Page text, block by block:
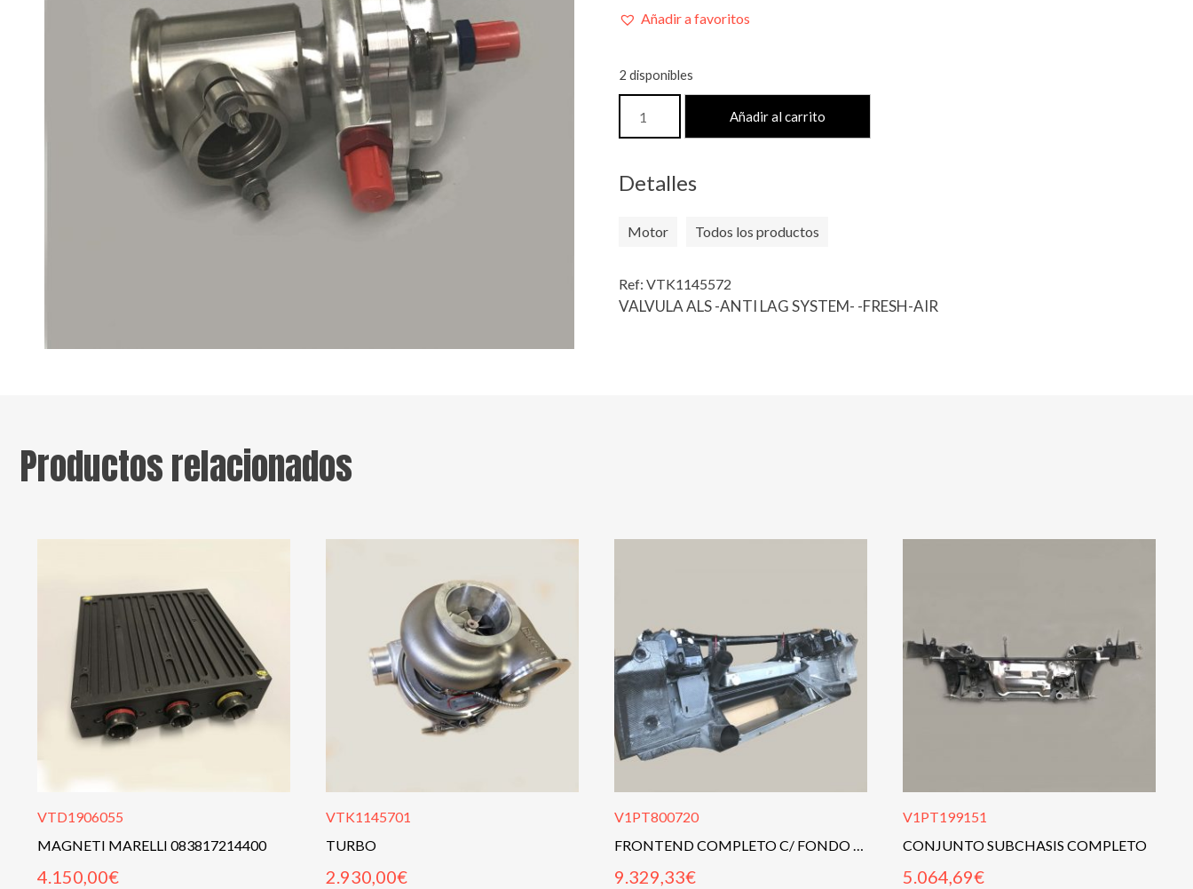
Añadir a favoritos
2 disponibles
ALS
LAG
Añadir al carrito
Detalles
Motor Todos los productos
Ref: VTK1145572
VALVULA ALS -ANTI LAG SYSTEM- -FRESH-AIR
Productos relacionados
VTD1906055
MAGNETI MARELLI 083817214400
4.150,00€
VTK1145701
TURBO
2.930,00€
V1PT800720
FRONTEND COMPLETO C/ FONDO PLANO
9.329,33€
V1PT199151
CONJUNTO SUBCHASIS COMPLETO
5.064,69€